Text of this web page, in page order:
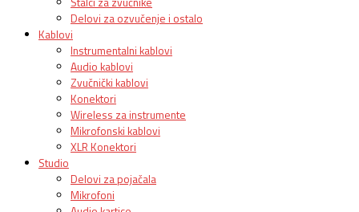
Delovi za ozvučenje i ostalo
Kablovi
Instrumentalni kablovi
Audio kablovi
Zvučnički kablovi
Konektori
Wireless za instrumente
Mikrofonski kablovi
XLR Konektori
Studio
Delovi za pojačala
Mikrofoni